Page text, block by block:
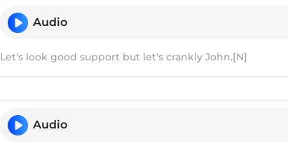
Audio
Let's look good support but let's crankly John.[N]
Audio